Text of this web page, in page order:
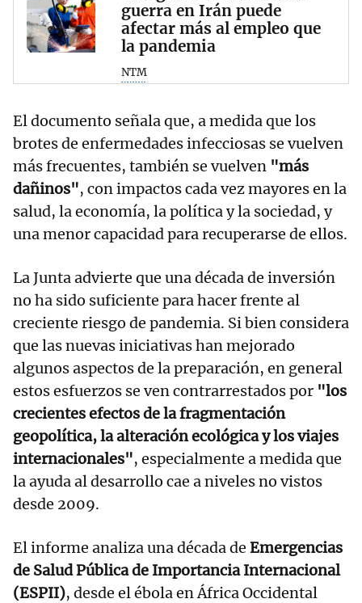
guerra en Irán puede
afectar más al empleo que
la pandemia
NTM
El documento señala que, a medida que los
brotes de enfermedades infecciosas se vuelven
más frecuentes, también se vuelven "más
dañinos", con impactos cada vez mayores en la
salud, la economía, la política y la sociedad, y
una menor capacidad para recuperarse de ellos.
La Junta advierte que una década de inversión
no ha sido suficiente para hacer frente al
creciente riesgo de pandemia. Si bien considera
que las nuevas iniciativas han mejorado
algunos aspectos de la preparación, en general
estos esfuerzos se ven contrarrestados por "los
crecientes efectos de la fragmentación
geopolítica, la alteración ecológica y los viajes
internacionales", especialmente a medida que
la ayuda al desarrollo cae a niveles no vistos
desde 2009.
El informe analiza una década de Emergencias
de Salud Pública de Importancia Internacional
(ESPII), desde el ébola en África Occidental